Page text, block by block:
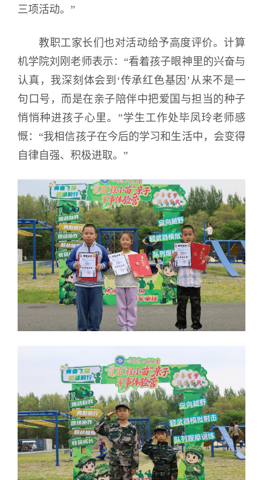
三项活动。”
教职工家长们也对活动给予高度评价。计算
机学院刘刚老师表示：“看着孩子眼神里的兴奋与
认真，我深刻体会到‘传承红色基因’从来不是一
句口号，而是在亲子陪伴中把爱国与担当的种子
悄悄种进孩子心里。”学生工作处毕凤玲老师感
慨：“我相信孩子在今后的学习和生活中，会变得
自律自强、积极进取。”